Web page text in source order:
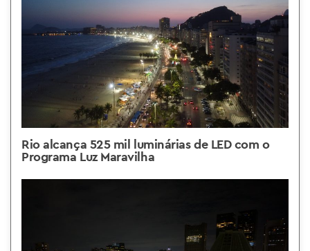
Rio alcança 525 mil luminárias de LED com o
Programa Luz Maravilha